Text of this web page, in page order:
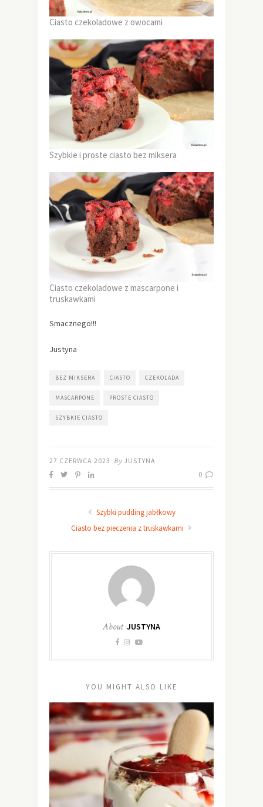
Ciasto czekoladowe z owocami
Szybkie i proste ciasto bez miksera
Ciasto czekoladowe z mascarpone i
truskawkami
Smacznego!!!
Justyna
BEZ MIKSERA CIASTO CZEKOLADA
MASCARPONE PROSTE CIASTO
SZYBKIE CIASTO
27 CZERWCA 2023 By JUSTYNA
0
Szybki pudding jabłkowy
Ciasto bez pieczenia z truskawkami
About JUSTYNA
YOU MIGHT ALSO LIKE